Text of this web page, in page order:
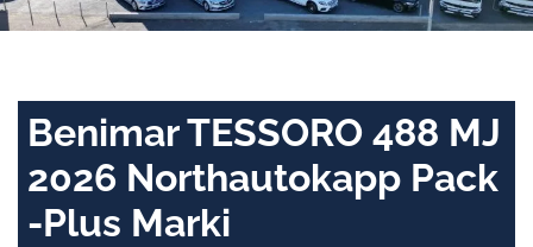
Benimar TESSORO 488 MJ
2026 Northautokapp Pack
-Plus Marki